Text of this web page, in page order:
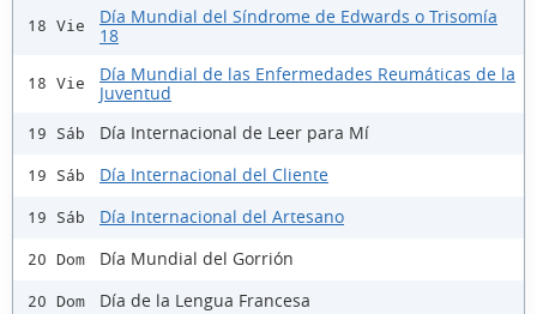
18 Vie
Día Mundial del Síndrome de Edwards o Trisomía
18
18 Vie
Día Mundial de las Enfermedades Reumáticas de la
Juventud
19 Sáb Día Internacional de Leer para Mí
19 Sáb Día Internacional del Cliente
19 Sáb Día Internacional del Artesano
20 Dom Día Mundial del Gorrión
20 Dom Día de la Lengua Francesa